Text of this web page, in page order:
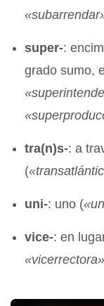
«
super-:
grado sumo,
«
«
tra(n)s-: a
(«
uni-: uno («
vice-: en
«